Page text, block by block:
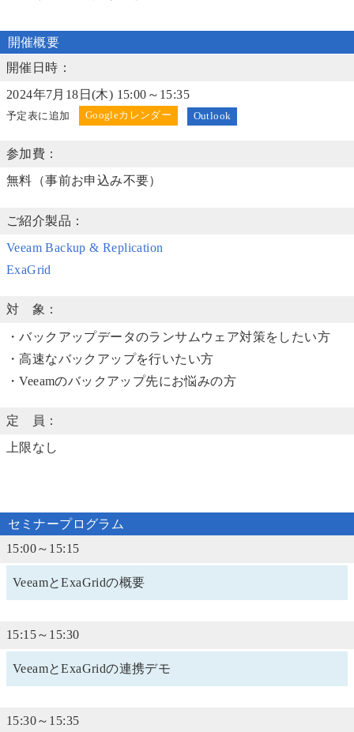
開催概要
開催日時：
2024年7月18日(木) 15:00～15:35
予定表に追加 Outlook
参加費：
無料（事前お申込み不要）
ご紹介製品：
Veeam Backup & Replication
ExaGrid
対 象：
・バックアップデータのランサムウェア対策をしたい方
・高速なバックアップを行いたい方
・Veeamのバックアップ先にお悩みの方
定 員：
上限なし
セミナープログラム
15:00～15:15
VeeamとExaGridの概要
15:15～15:30
VeeamとExaGridの連携デモ
15:30～15:35